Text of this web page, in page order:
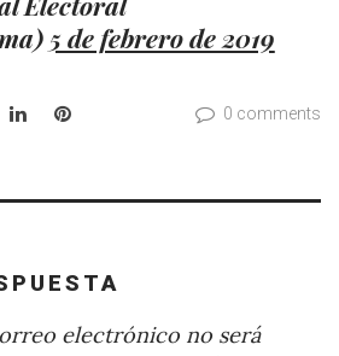
5 de febrero de 2019
LinkedInPinterest 0 comments
electrónico no será